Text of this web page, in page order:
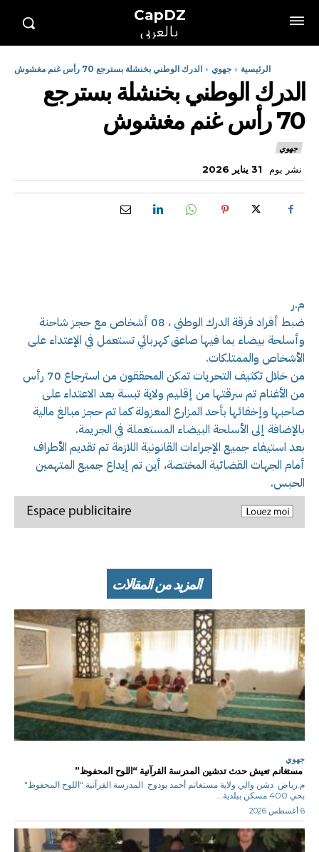
CapDZ
بالعربي
الرئيسية جهوي الدرك الوطني بخنشلة بسترجع 70 رأس غنم مغشوش
الدرك الوطني بخنشلة بسترجع
70 رأس غنم مغشوش
جهوي
نشر يوم 31 يناير 2026
م.ر
ضبط أفراد فرقة الدرك الوطني ، 08 أشخاص مع حجز شاحنة
وأسلحة بيضاء بما فيها صاعق كهربائي تستعمل في الإعتداء على
الأشخاص والممتلكات.
من خلال تكثيف التحريات تمكن المحققون من استرجاع 70 رأس
من الأغنام تم سرقتها من إقليم ولاية تبسة بعد الاعتداء على
صاحبها وإخفائها بأحد المزارع المعزولة كما تم حجز مبالغ مالية
بالإضافة إلى الأسلحة البيضاء المستعملة في الجريمة.
بعد استيفاء جميع الإجراءات القانونية اللازمة تم تقديم الأطراف
أمام الجهات القضائية المختصة، أين تم إيداع جميع المتهمين
الحبس.
المزيد من المقالات
جهوي
مستغانم تعيش حدث تدشين المدرسة القرآنية “اللوح المحفوظ”
م.رياض دشن والي ولاية مستغانم أحمد بودوح المدرسة القرآنية "اللوح المحفوظ"
بحي 400 مسكن ببلدية...
6 أغسطس 2026